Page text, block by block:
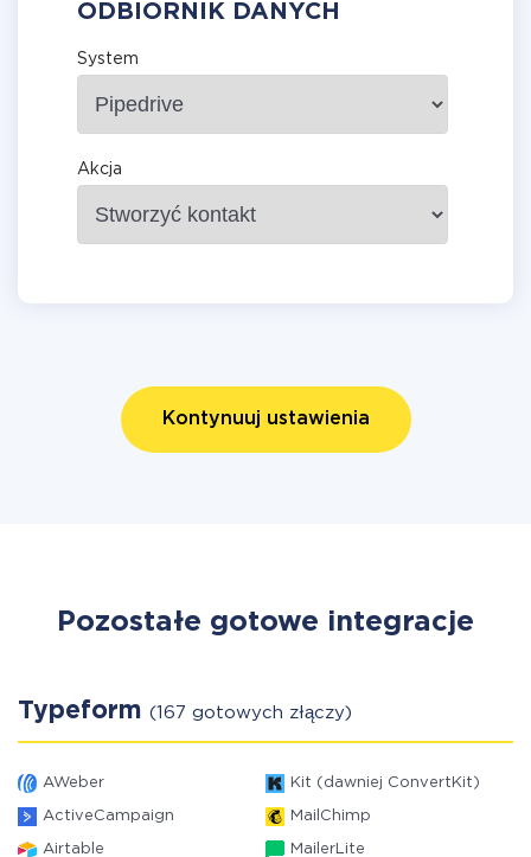
ODBIORNIK DANYCH
System
Akcja
Kontynuuj ustawienia
Pozostałe gotowe integracje
Typeform (167 gotowych złączy)
AWeber Kit (dawniej ConvertKit)
ActiveCampaign MailChimp
Airtable MailerLite